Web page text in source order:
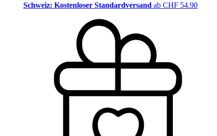
Schweiz: Kostenloser Standardversand ab CHF 54.90